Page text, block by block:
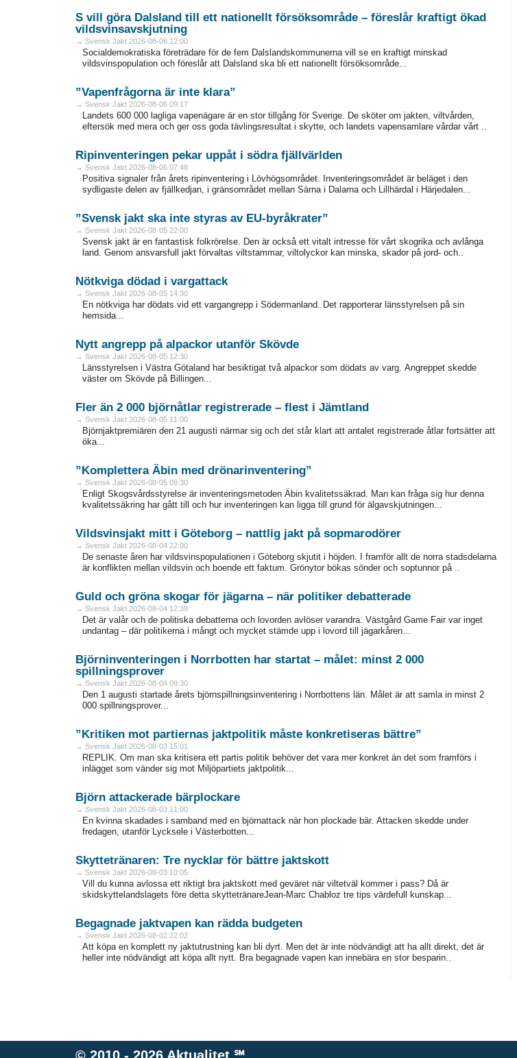
S vill göra Dalsland till ett nationellt försöksområde – föreslår kraftigt ökad
vildsvinsavskjutning
→ Svensk Jakt 2026-08-06 12:00
Socialdemokratiska företrädare för de fem Dalslandskommunerna vill se en kraftigt minskad
vildsvinspopulation och föreslår att Dalsland ska bli ett nationellt försöksområde...
”Vapenfrågorna är inte klara”
→ Svensk Jakt 2026-08-06 09:17
Landets 600 000 lagliga vapenägare är en stor tillgång för Sverige. De sköter om jakten, viltvården,
eftersök med mera och ger oss goda tävlingsresultat i skytte, och landets vapensamlare vårdar vårt ..
Ripinventeringen pekar uppåt i södra fjällvärlden
→ Svensk Jakt 2026-08-06 07:48
Positiva signaler från årets ripinventering i Lövhögsområdet. Inventeringsområdet är beläget i den
sydligaste delen av fjällkedjan, i gränsområdet mellan Särna i Dalarna och Lillhärdal i Härjedalen...
”Svensk jakt ska inte styras av EU-byråkrater”
→ Svensk Jakt 2026-08-05 22:00
Svensk jakt är en fantastisk folkrörelse. Den är också ett vitalt intresse för vårt skogrika och avlånga
land. Genom ansvarsfull jakt förvaltas viltstammar, viltolyckor kan minska, skador på jord- och..
Nötkviga dödad i vargattack
→ Svensk Jakt 2026-08-05 14:30
En nötkviga har dödats vid ett vargangrepp i Södermanland. Det rapporterar länsstyrelsen på sin
hemsida...
Nytt angrepp på alpackor utanför Skövde
→ Svensk Jakt 2026-08-05 12:30
Länsstyrelsen i Västra Götaland har besiktigat två alpackor som dödats av varg. Angreppet skedde
väster om Skövde på Billingen...
Fler än 2 000 björnåtlar registrerade – flest i Jämtland
→ Svensk Jakt 2026-08-05 11:00
Björnjaktpremiären den 21 augusti närmar sig och det står klart att antalet registrerade åtlar fortsätter att
öka...
”Komplettera Äbin med drönarinventering”
→ Svensk Jakt 2026-08-05 09:30
Enligt Skogsvårdsstyrelse är inventeringsmetoden Äbin kvalitetssäkrad. Man kan fråga sig hur denna
kvalitetssäkring har gått till och hur inventeringen kan ligga till grund för älgavskjutningen...
Vildsvinsjakt mitt i Göteborg – nattlig jakt på sopmarodörer
→ Svensk Jakt 2026-08-04 22:00
De senaste åren har vildsvinspopulationen i Göteborg skjutit i höjden. I framför allt de norra stadsdelarna
är konflikten mellan vildsvin och boende ett faktum. Grönytor bökas sönder och soptunnor på ..
Guld och gröna skogar för jägarna – när politiker debatterade
→ Svensk Jakt 2026-08-04 12:39
Det är valår och de politiska debatterna och lovorden avlöser varandra. Västgård Game Fair var inget
undantag – där politikerna i mångt och mycket stämde upp i lovord till jägarkåren...
Björninventeringen i Norrbotten har startat – målet: minst 2 000
spillningsprover
→ Svensk Jakt 2026-08-04 09:30
Den 1 augusti startade årets björnspillningsinventering i Norrbottens län. Målet är att samla in minst 2
000 spillningsprover...
”Kritiken mot partiernas jaktpolitik måste konkretiseras bättre”
→ Svensk Jakt 2026-08-03 15:01
REPLIK. Om man ska kritisera ett partis politik behöver det vara mer konkret än det som framförs i
inlägget som vänder sig mot Miljöpartiets jaktpolitik...
Björn attackerade bärplockare
→ Svensk Jakt 2026-08-03 11:00
En kvinna skadades i samband med en björnattack när hon plockade bär. Attacken skedde under
fredagen, utanför Lycksele i Västerbotten...
Skyttetränaren: Tre nycklar för bättre jaktskott
→ Svensk Jakt 2026-08-03 10:05
Vill du kunna avlossa ett riktigt bra jaktskott med geväret när viltetväl kommer i pass? Då är
skidskyttelandslagets före detta skyttetränareJean-Marc Chabloz tre tips värdefull kunskap...
Begagnade jaktvapen kan rädda budgeten
→ Svensk Jakt 2026-08-02 22:02
Att köpa en komplett ny jaktutrustning kan bli dyrt. Men det är inte nödvändigt att ha allt direkt, det är
heller inte nödvändigt att köpa allt nytt. Bra ­begagnade vapen kan innebära en stor besparin..